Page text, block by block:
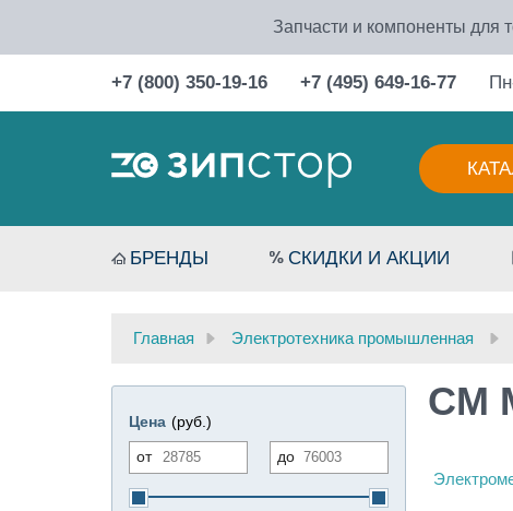
Запчасти и компоненты для
+7 (800) 350-19-16 +7 (495) 649-16-77
БРЕНДЫ СКИДКИ И АКЦИИ
Главная Электротехника промышленная
Цена (руб.)
от
до
CM